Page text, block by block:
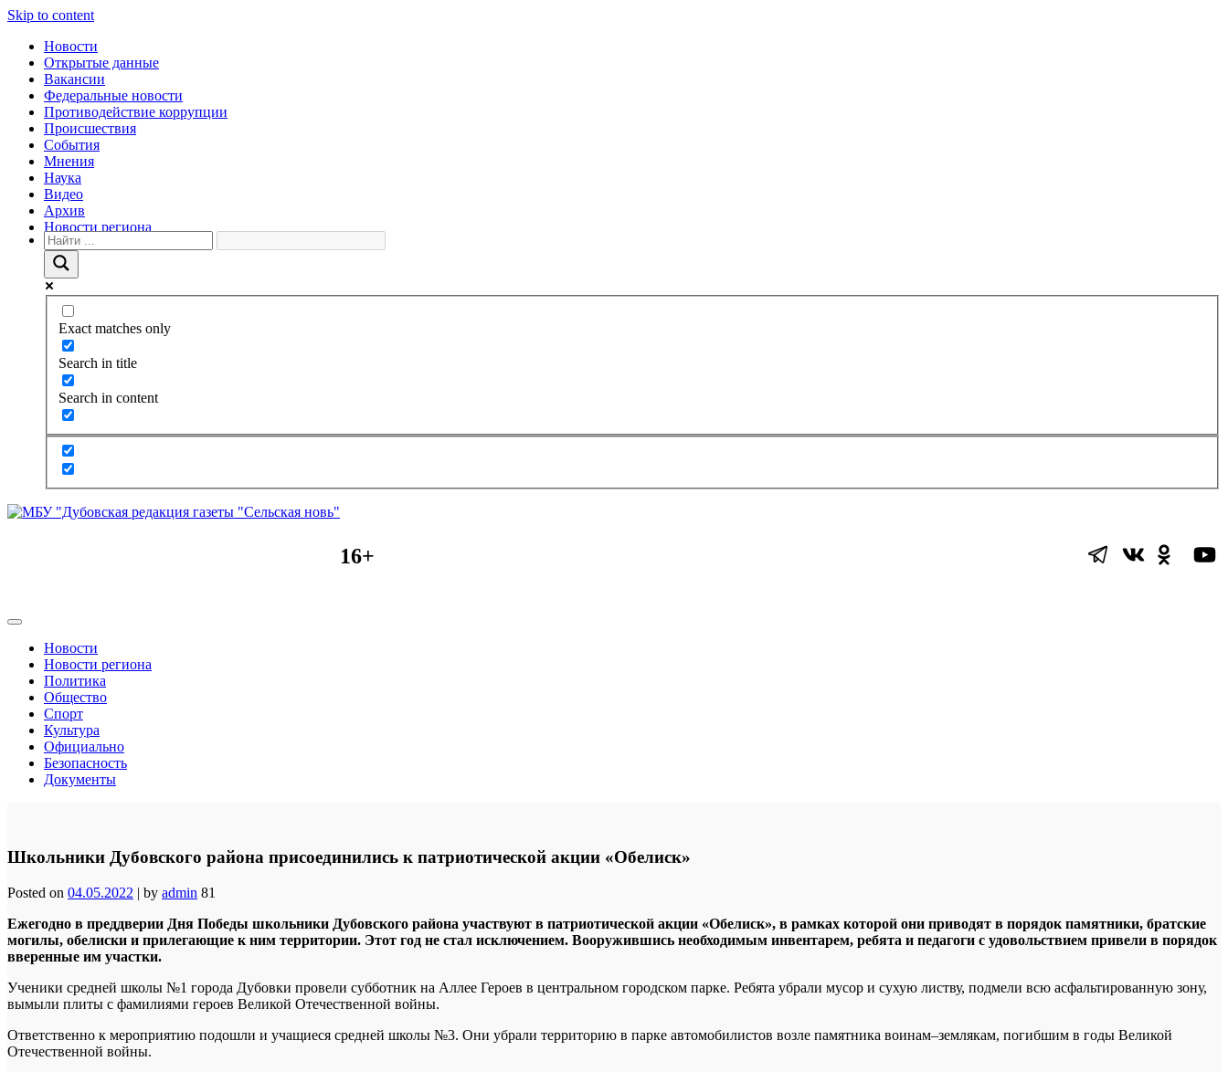
Skip to content
Новости
Открытые данные
Вакансии
Федеральные новости
Противодействие коррупции
Происшествия
События
Мнения
Наука
Видео
Архив
Новости региона
Exact matches only
Search in title
Search in content
16+
Новости
Новости региона
Политика
Общество
Спорт
Культура
Официально
Безопасность
Документы
Школьники Дубовского района присоединились к патриотической акции «Обелиск»
Posted on 04.05.2022 | by admin 81
Ежегодно в преддверии Дня Победы школьники Дубовского района участвуют в патриотической акции «Обелиск», в рамках которой они приводят в порядок памятники, братские
могилы, обелиски и прилегающие к ним территории. Этот год не стал исключением. Вооружившись необходимым инвентарем, ребята и педагоги с удовольствием привели в порядок
вверенные им участки.
Ученики средней школы №1 города Дубовки провели субботник на Аллее Героев в центральном городском парке. Ребята убрали мусор и сухую листву, подмели всю асфальтированную зону,
вымыли плиты с фамилиями героев Великой Отечественной войны.
Ответственно к мероприятию подошли и учащиеся средней школы №3. Они убрали территорию в парке автомобилистов возле памятника воинам–землякам, погибшим в годы Великой
Отечественной войны.